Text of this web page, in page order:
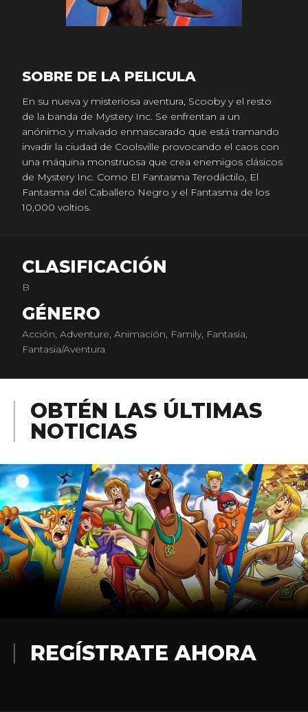
SOBRE DE LA PELICULA
En su nueva y misteriosa aventura, Scooby y el resto
de la banda de Mystery Inc. Se enfrentan a un
anónimo y malvado enmascarado que está tramando
invadir la ciudad de Coolsville provocando el caos con
una máquina monstruosa que crea enemigos clásicos
de Mystery Inc. Como El Fantasma Terodáctilo, El
Fantasma del Caballero Negro y el Fantasma de los
10,000 voltios.
CLASIFICACIÓN
B
GÉNERO
Acción, Adventure, Animación, Family, Fantasia,
Fantasia/Aventura
OBTÉN LAS ÚLTIMAS
NOTICIAS
REGÍSTRATE AHORA